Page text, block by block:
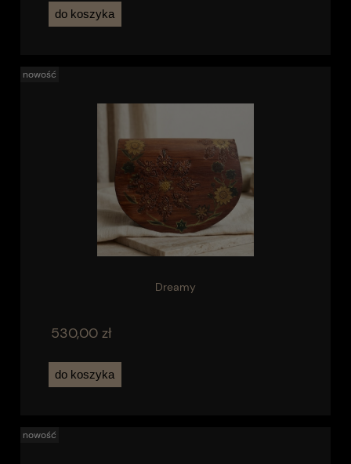
do koszyka
Dreamy
530,00 zł
do koszyka
nowość
nowość